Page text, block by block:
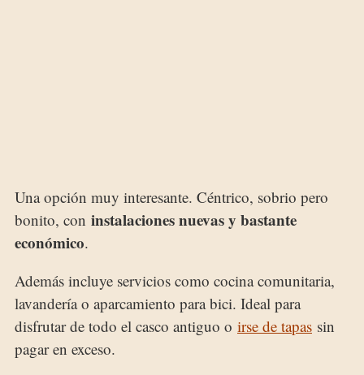
Una opción muy interesante. Céntrico, sobrio pero
bonito, con instalaciones nuevas y bastante
económico.
Además incluye servicios como cocina comunitaria,
lavandería o aparcamiento para bici. Ideal para
disfrutar de todo el casco antiguo o irse de tapas sin
pagar en exceso.